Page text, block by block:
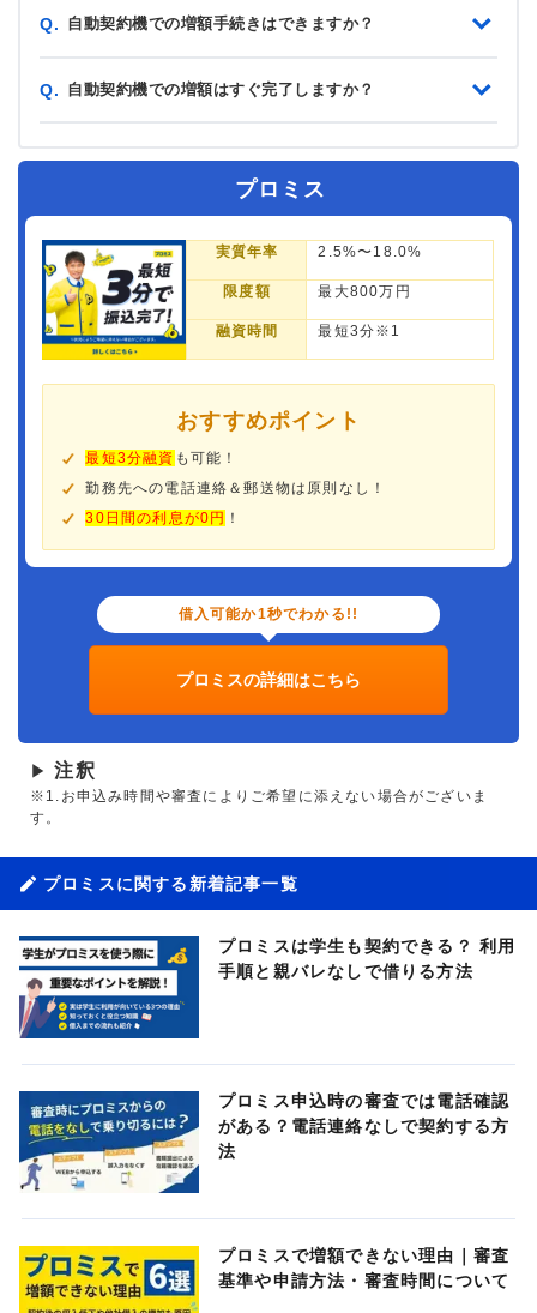
Q. 自動契約機での増額手続きはできますか？
Q. 自動契約機での増額はすぐ完了しますか？
プロミス
実質年率 2.5%〜18.0%
限度額 最大800万円
融資時間 最短3分※1
おすすめポイント
最短3分融資 も可能！
勤務先への電話連絡＆郵送物は原則なし！
30日間の利息が0円 ！
借入可能か1秒でわかる!!
プロミスの詳細はこちら
▶ 注釈
※1.お申込み時間や審査によりご希望に添えない場合がございま
す。
プロミスに関する新着記事一覧
プロミスは学生も契約できる？ 利用
手順と親バレなしで借りる方法
プロミス申込時の審査では電話確認
がある？電話連絡なしで契約する方
法
プロミスで増額できない理由｜審査
基準や申請方法・審査時間について